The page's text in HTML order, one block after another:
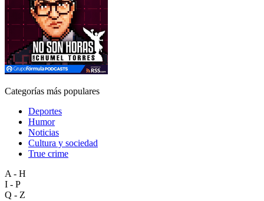
Categorías más populares
Deportes
Humor
Noticias
Cultura y sociedad
True crime
A - H
I - P
Q - Z